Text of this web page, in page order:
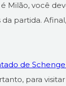
Milão, você
partida.
de
para visitar